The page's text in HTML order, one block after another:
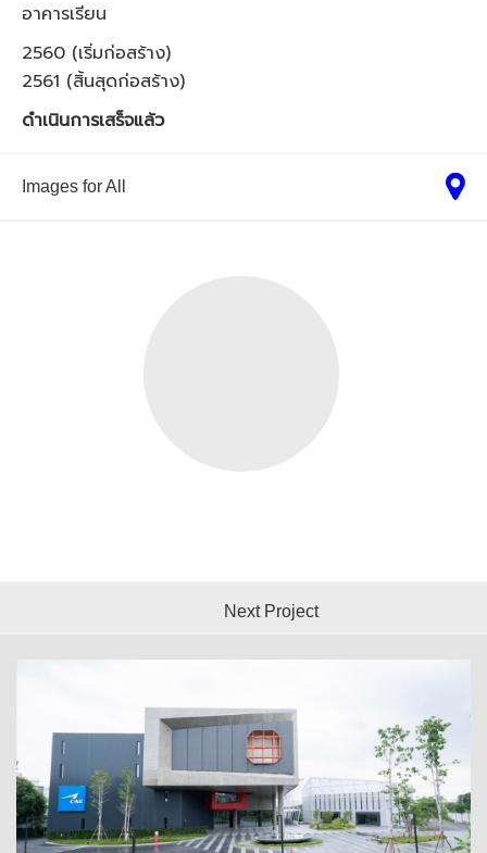
อาคารเรียน
2560 (เริ่มก่อสร้าง)
2561 (สิ้นสุดก่อสร้าง)
ดำเนินการเสร็จแล้ว
Images for All
Next Project